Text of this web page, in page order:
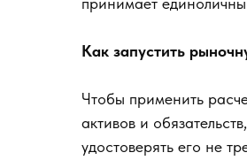
Как запустить
Чтобы применить
активов и
удостоверять его не